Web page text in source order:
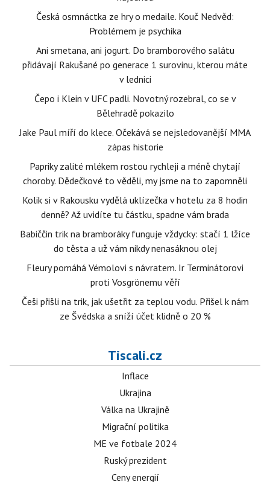
Česká osmnáctka ze hry o medaile. Kouč Nedvěd:
Problémem je psychika
Ani smetana, ani jogurt. Do bramborového salátu
přidávají Rakušané po generace 1 surovinu, kterou máte
v lednici
Čepo i Klein v UFC padli. Novotný rozebral, co se v
Bělehradě pokazilo
Jake Paul míří do klece. Očekává se nejsledovanější MMA
zápas historie
Papriky zalité mlékem rostou rychleji a méně chytají
choroby. Dědečkové to věděli, my jsme na to zapomněli
Kolik si v Rakousku vydělá uklízečka v hotelu za 8 hodin
denně? Až uvidíte tu částku, spadne vám brada
Babiččin trik na bramboráky funguje vždycky: stačí 1 lžíce
do těsta a už vám nikdy nenasáknou olej
Fleury pomáhá Vémolovi s návratem. Ir Terminátorovi
proti Vosgrönemu věří
Češi přišli na trik, jak ušetřit za teplou vodu. Přišel k nám
ze Švédska a sníží účet klidně o 20 %
Tiscali.cz
Inflace
Ukrajina
Válka na Ukrajině
Migrační politika
ME ve fotbale 2024
Ruský prezident
Ceny energií